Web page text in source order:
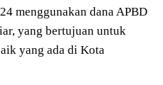
menggunakan dana APBD
yang bertujuan untuk
yang ada di Kota